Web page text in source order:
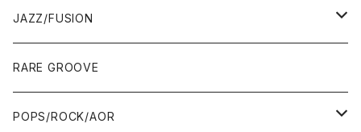
WEST COAST/SOUTH
MID〜LATE 90'S
CD-R/DEMO/SAMPLE
CD ALBUM
80'S
60'S/70'S
80'S
60'S/70'S
80'S
12"/7"
60'S/70'S
80'S
LP
70'S
80'S
12"/7"
70'S
JAZZ/FUSION
JAZZ
FUSION
RARE GROOVE
POPS/ROCK/AOR